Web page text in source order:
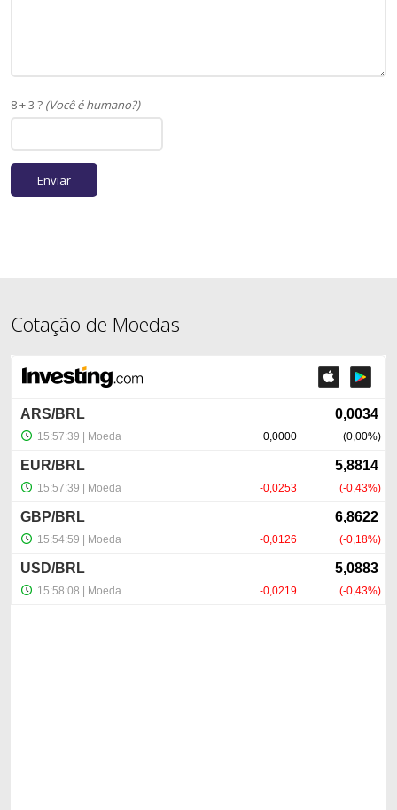
8 + 3 ? (Você é humano?)
Cotação de Moedas